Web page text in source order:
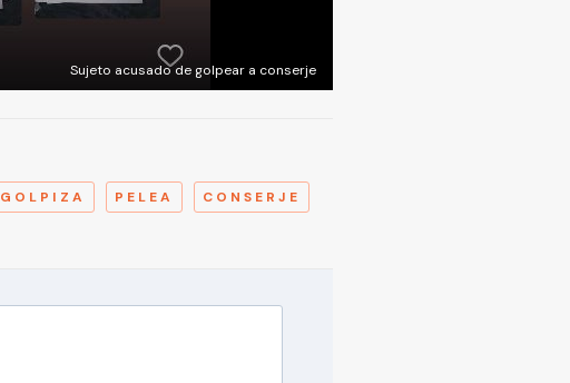
Sujeto acusado de golpear a conserje
GOLPIZA PELEA CONSERJE